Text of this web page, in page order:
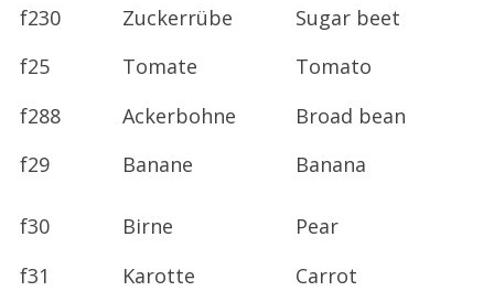
f230
Zuckerrübe
Sugar beet
f25
Tomate
Tomato
f288
Ackerbohne
Broad bean
f29
Banane Banana
f30 Birne
Pear
f31
Karotte
Carrot